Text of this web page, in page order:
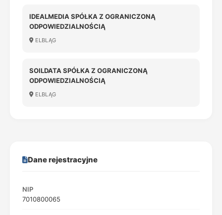
IDEALMEDIA SPÓŁKA Z OGRANICZONĄ
ODPOWIEDZIALNOŚCIĄ
ELBLĄG
SOILDATA SPÓŁKA Z OGRANICZONĄ
ODPOWIEDZIALNOŚCIĄ
ELBLĄG
Dane rejestracyjne
NIP
7010800065